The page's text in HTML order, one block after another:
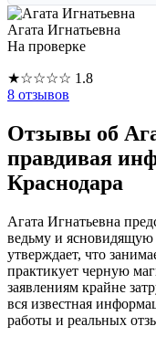
Агата Игнатьевна
На проверке
★☆☆☆☆ 1.8
8 отзывов
Отзывы об
правдивая
Краснодара
Агата Игнатьевна
ведьму и ясновидящую
утверждает, что
практикует черную
заявлениям крайне
вся известная
работы и реальных